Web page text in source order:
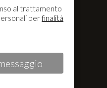
al trattamento
perfinalità